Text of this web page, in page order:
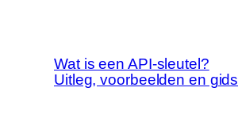
Wat is een API-sleutel?
Uitleg, voorbeelden en gids